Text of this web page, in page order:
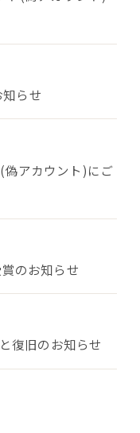
らせ
偽アカウント)にご
のお知らせ
復旧のお知らせ